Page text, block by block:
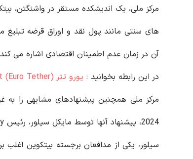
مرکز ملی، یک اندیشکده مستقر در واشنگتن،
های سنتی مانند پول نقد و اوراق قرضه تبلیغ
آن در زمان عدم اطمینان اقتصادی اشاره می
در این رابطه بخوانید‌ : یورو تتر EURt (Euro Tether) چیست؟
مرکز ملی همچنین پیشنهادهای مشابهی را به
2024، پیشنهاد آنها توسط مایکل سیلور، رئیس MicroStrategy حمایت شد.
سیلور، یکی از مدافعان برجسته بیتکوین اغلب